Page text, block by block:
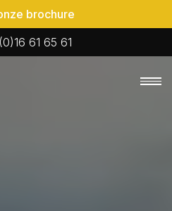
brochure
61 65 61